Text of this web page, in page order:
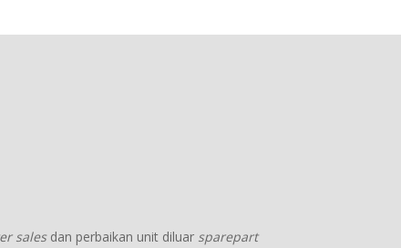
salesdan perbaikan unit diluar sparepart